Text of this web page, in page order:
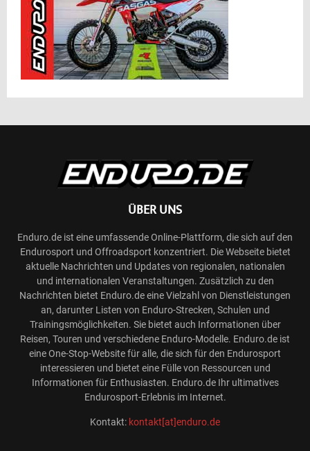
ÜBER UNS
Enduro.de ist eine umfassende Online-Plattform, die sich auf den
Endurosport und Offroadsport konzentriert. Die Webseite bietet
aktuelle Nachrichten und Updates von regionalen, nationalen
und internationalen Veranstaltungen. Zusätzlich zu den
Nachrichten bietet Enduro.de eine Vielzahl von Dienstleistungen
an, darunter Listen von Enduro-Strecken, Schulen und
Trainingsmöglichkeiten. Sie bietet auch Informationen über
Reisen, Touren und verschiedene Enduro-Modelle. Enduro.de ist
eine One-Stop-Website für alle, die sich für den Endurosport
interessieren und bietet eine Fülle von Ressourcen und
Informationen für Enthusiasten. Enduro.de Ihr ultimatives
Endurosport-Erlebnis im Internet.
Kontakt: kontakt[at]enduro.de